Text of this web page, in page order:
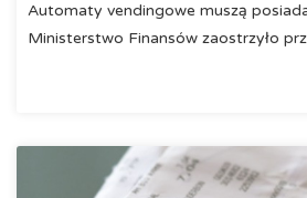
Automaty vendingowe muszą
Ministerstwo Finansów zaostrzyło